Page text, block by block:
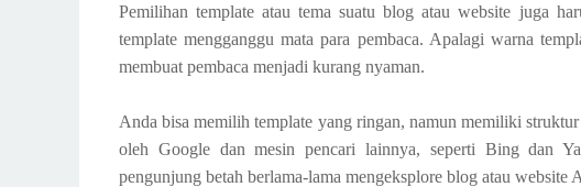
Pemilihan template atau tema suatu blog atau website juga
template mengganggu mata para pembaca. Apalagi warna
membuat pembaca menjadi kurang nyaman.
Anda bisa memilih template yang ringan, namun memiliki
oleh Google dan mesin pencari lainnya, seperti Bing dan
pengunjung betah berlama-lama mengeksplore blog atau website